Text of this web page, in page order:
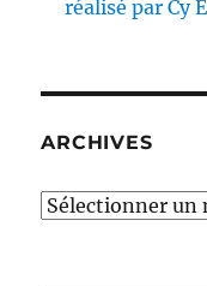
réalisé par Cy
ARCHIVES
Archives